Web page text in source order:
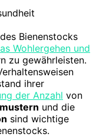
Bienenstocks
Wohlergehen und
zu gewährleisten.
ihrer
der Anzahl von
und die
sind wichtige